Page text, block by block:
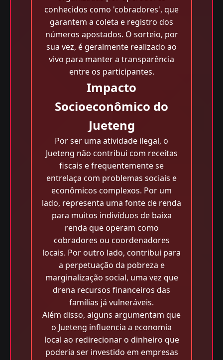
conhecidos como 'cobradores', que
garantem a coleta e registro dos
números apostados. O sorteio, por
sua vez, é geralmente realizado ao
vivo para manter a transparência
entre os participantes.
Impacto
Socioeconômico do
Jueteng
Por ser uma atividade ilegal, o
Jueteng não contribui com receitas
fiscais e frequentemente se
entrelaça com problemas sociais e
econômicos complexos. Por um
lado, representa uma fonte de renda
para muitos indivíduos de baixa
renda que operam como
cobradores ou coordenadores
locais. Por outro lado, contribui para
a perpetuação da pobreza e
marginalização social, uma vez que
drena recursos financeiros das
famílias já vulneráveis.
Além disso, alguns argumentam que
o Jueteng influencia a economia
local ao redirecionar o dinheiro que
poderia ser investido em empresas